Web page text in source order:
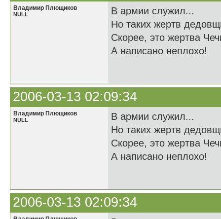
Владимир Плющиков
NULL
В армии служил...
Но таких жертв
Скорее, это жертва
А написано неплохо!
2006-03-13 02:09:34
Владимир Плющиков
NULL
В армии служил...
Но таких жертв
Скорее, это жертва
А написано неплохо!
2006-03-13 02:09:34